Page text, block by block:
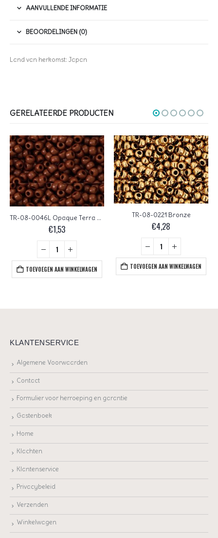
AANVULLENDE INFORMATIE
BEOORDELINGEN (0)
Land van herkomst: Japan
GERELATEERDE PRODUCTEN
TR-08-0046L Opaque Terra Cotta
€1,53
TOEVOEGEN AAN WINKELWAGEN
TR-08-0221 Bronze
€4,28
TOEVOEGEN AAN WINKELWAGEN
KLANTENSERVICE
Algemene Voorwaarden
Contact
Formulier voor herroeping en garantie
Gastenboek
Home
Klachten
Klantenservice
Privacybeleid
Verzenden
Winkelwagen